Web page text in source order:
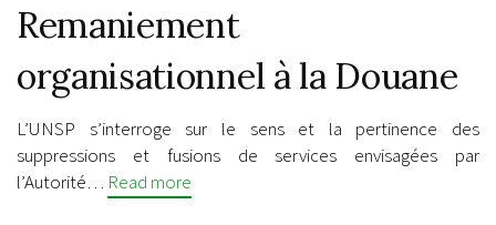
Remaniement
organisationnel à la Douane
L’UNSP s’interroge sur le sens et la pertinence des
suppressions et fusions de services envisagées par
l’Autorité… Read more